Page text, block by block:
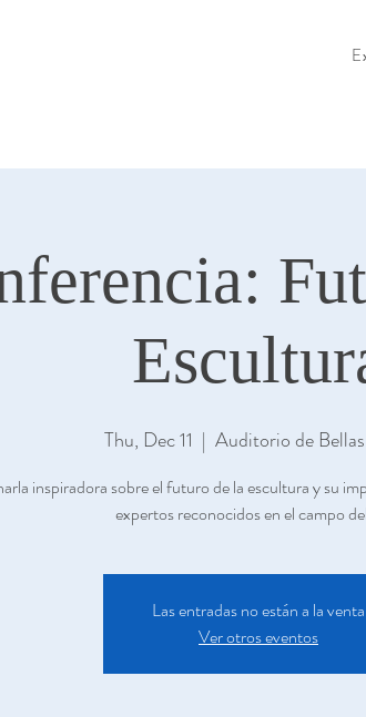
Thu, Dec 11
  |
Auditorio de
inspiradora sobre el futuro de la escultura y su
expertos reconocidos en el campo
Las entradas no están a la venta
Ver otros eventos